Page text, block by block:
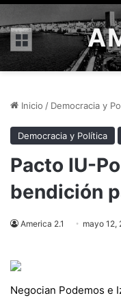
Menú
Inicio / Democracia y
Democracia y Política
Pacto IU-
bendición
America 2.1 mayo 12,
Negocian Podemos e